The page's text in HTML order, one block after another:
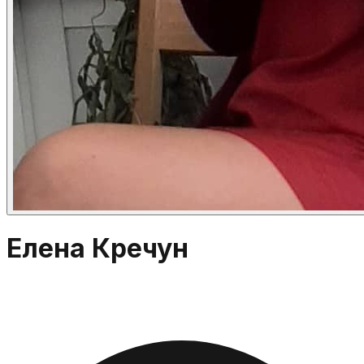
Елена Кречун